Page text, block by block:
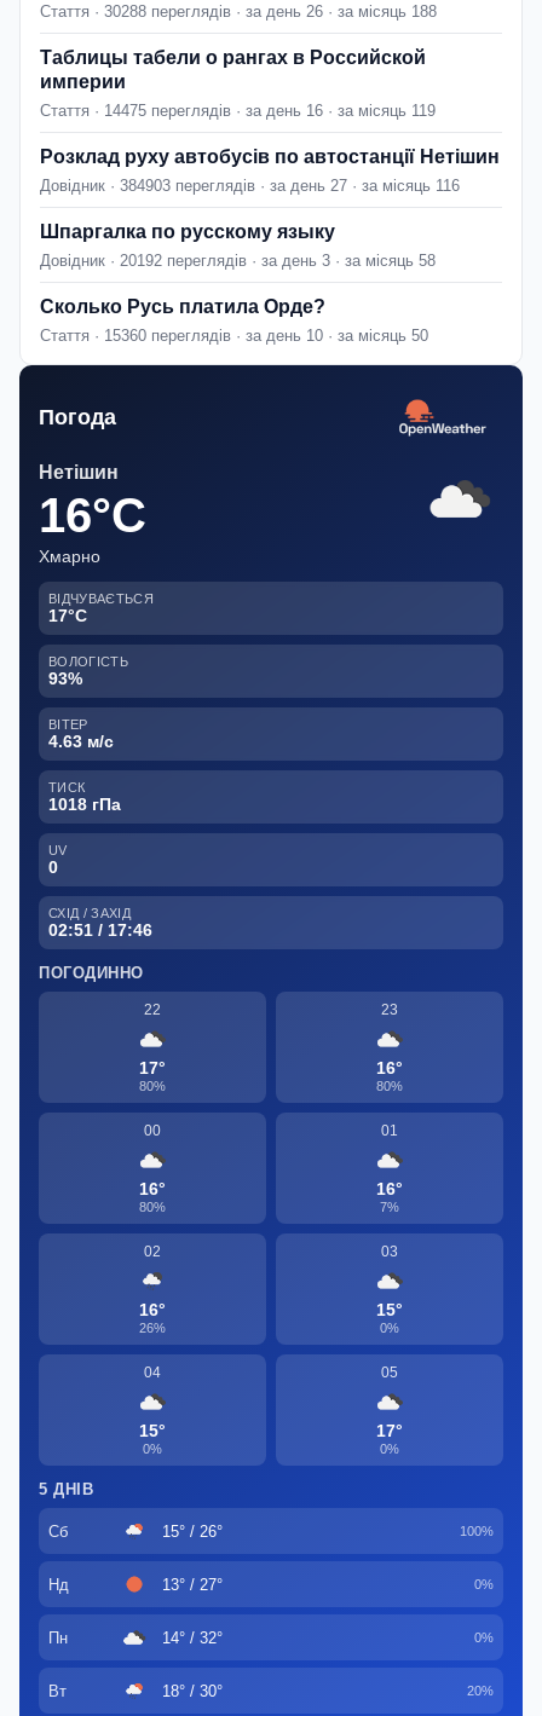
Стаття · 30288 переглядів · за день 26 · за місяць 188
Таблицы табели о рангах в Российской
империи
Стаття · 14475 переглядів · за день 16 · за місяць 119
Розклад руху автобусів по автостанції Нетішин
Довідник · 384903 переглядів · за день 27 · за місяць 116
Шпаргалка по русскому языку
Довідник · 20192 переглядів · за день 3 · за місяць 58
Сколько Русь платила Орде?
Стаття · 15360 переглядів · за день 10 · за місяць 50
Погода
Нетішин
16°C
Хмарно
ВІДЧУВАЄТЬСЯ
17°C
ВОЛОГІСТЬ
93%
ВІТЕР
4.63 м/с
ТИСК
1018 гПа
UV
0
СХІД / ЗАХІД
02:51 / 17:46
ПОГОДИННО
22
17°
80%
23
16°
80%
00
16°
80%
01
16°
7%
02
16°
26%
03
15°
0%
04
15°
0%
05
17°
0%
5 ДНІВ
Сб 15° / 26° 100%
Нд 13° / 27° 0%
Пн 14° / 32° 0%
Вт 18° / 30° 20%